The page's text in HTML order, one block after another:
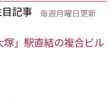
記事 毎週月曜日更新
」駅直結の複合ビル